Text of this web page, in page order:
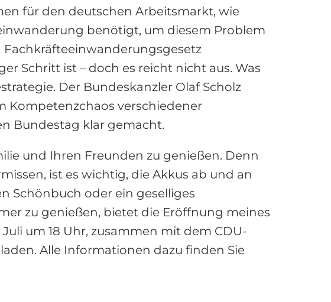
für den deutschen Arbeitsmarkt, wie
benötigt, um diesem Problem
Schritt ist – doch es reicht nicht aus. Was
Der Bundeskanzler Olaf Scholz
Kompetenzchaos verschiedener
Bundestag klar gemacht.
und Ihren Freunden zu genießen. Denn
ist es wichtig, die Akkus ab und an
Schönbuch oder ein geselliges
zu genießen, bietet die Eröffnung meines
um 18 Uhr, zusammen mit dem CDU-
Alle Informationen dazu finden Sie